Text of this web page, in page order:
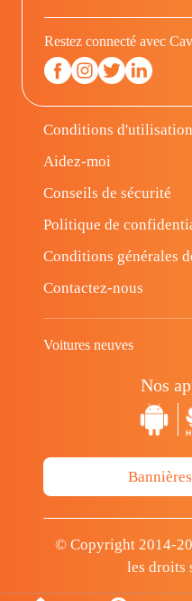
Restez connecté avec
Conditions
Aidez-moi
Conseils de sécurité
Politique de
Conditions générales
Contactez-nous
Voitures neuves
Nos
© Copyright 2014-
les droits